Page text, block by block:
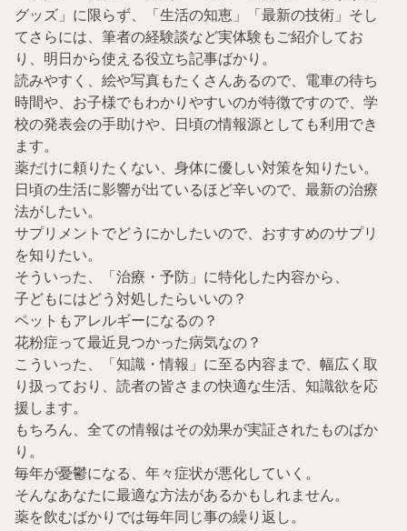
グッズ」に限らず、「生活の知恵」「最新の技術」そし
てさらには、筆者の経験談など実体験もご紹介してお
り、明日から使える役立ち記事ばかり。
読みやすく、絵や写真もたくさんあるので、電車の待ち
時間や、お子様でもわかりやすいのが特徴ですので、学
校の発表会の手助けや、日頃の情報源としても利用でき
ます。
薬だけに頼りたくない、身体に優しい対策を知りたい。
日頃の生活に影響が出ているほど辛いので、最新の治療
法がしたい。
サプリメントでどうにかしたいので、おすすめのサプリ
を知りたい。
そういった、「治療・予防」に特化した内容から、
子どもにはどう対処したらいいの？
ペットもアレルギーになるの？
花粉症って最近見つかった病気なの？
こういった、「知識・情報」に至る内容まで、幅広く取
り扱っており、読者の皆さまの快適な生活、知識欲を応
援します。
もちろん、全ての情報はその効果が実証されたものばか
り。
毎年が憂鬱になる、年々症状が悪化していく。
そんなあなたに最適な方法があるかもしれません。
薬を飲むばかりでは毎年同じ事の繰り返し。